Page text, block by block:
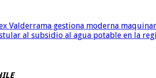
Valderrama gestiona moderna
al subsidio al agua potable en la